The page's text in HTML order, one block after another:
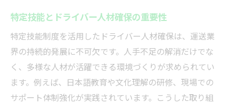
ドライバー制度と職場認証の最新動向を探
特定技能ドライバー採用の実践的手順
特定技能ドライバー採用の流れと実例を紹
ドライバー採用時の重要ポイントを徹底確
特定技能とドライバー人材確保の重要性
特定技能制度を活用したドライバー人材確保は、運送業
界の持続的発展に不可欠です。人手不足の解消だけでな
く、多様な人材が活躍できる環境づくりが求められてい
ます。例えば、日本語教育や文化理解の研修、現場での
サポート体制強化が実践されています。こうした取り組